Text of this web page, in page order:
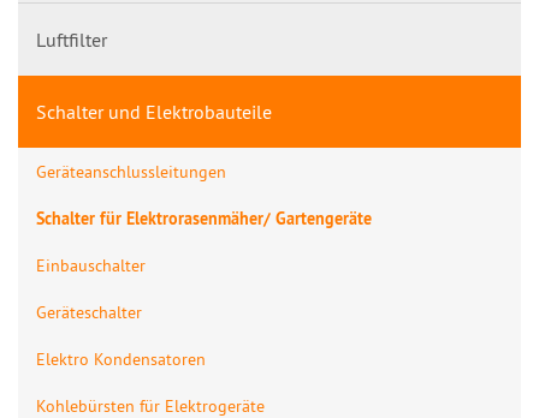
Luftfilter
Schalter und Elektrobauteile
Geräteanschlussleitungen
Schalter für Elektrorasenmäher/ Gartengeräte
Einbauschalter
Geräteschalter
Elektro Kondensatoren
Kohlebürsten für Elektrogeräte